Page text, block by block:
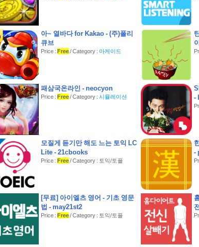
아~ 열바다 for Kakao - (주)폴리
큐브
Price : Free/ Category : 아케이드
패삼국온라인 - neocyon
Price : Free/ Category : 시뮬레이션
-
모질게 듣기만 해도 느는 토익 LC
Lite - 21cbooks
Price : Free/ Category : 토익/토플
-
[무료] 아이엘츠 영어 - 기초 영문
법 - may21st2
Price : Free/ Category : 토익/토플